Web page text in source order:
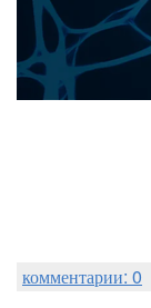
комментарии: 0